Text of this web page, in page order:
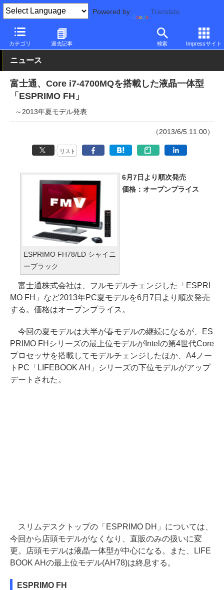
Powered by Translate
カテゴリ 過去記事 検索 Impressサイト
PC Watch パソコン/タブレット/スマートフォン 一体型パソコン
ニュース
富士通、Core i7-4700MQを搭載した液晶一体型
「ESPRIMO FH」
～2013年夏モデル発表
（2013/6/5 11:00）
リスト
ESPRIMO FH78/LD シャイニ
ーブラック
6月7日より順次発売
価格：オープンプライス
富士通株式会社は、フルモデルチェンジした「ESPRI
MO FH」など2013年PC夏モデルを6月7日より順次発売
する。価格はオープンプライス。
今回の夏モデルは大半が春モデルの継続になるが、ES
PRIMO FHシリーズの最上位モデルがIntelの第4世代Core
プロセッサを搭載してモデルチェンジしたほか、A4ノー
トPC「LIFEBOOK AH」シリーズの下位モデルがアップ
デートされた。
スリムデスクトップの「ESPRIMO DH」については、
今回から店頭モデルがなくなり、直販のみの扱いに変
更。店頭モデルは液晶一体型が中心になる。また、LIFE
BOOK AHの最上位モデル(AH78)は終息する。
ESPRIMO FH